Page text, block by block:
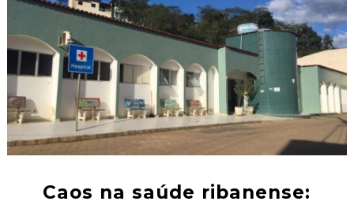
Caos na saúde ribanense: